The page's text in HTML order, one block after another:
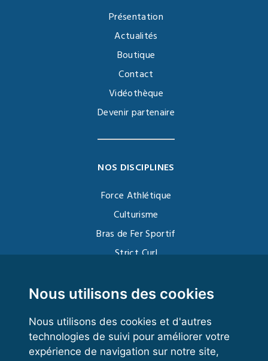
Nous utilisons des cookies
Nous utilisons des cookies et d'autres
technologies de suivi pour améliorer votre
expérience de navigation sur notre site,
Présentation
Actualités
Boutique
Contact
Vidéothèque
Devenir partenaire
NOS DISCIPLINES
Force Athlétique
Culturisme
Bras de Fer Sportif
Strict Curl
Kettlebell
VOS ESPACES